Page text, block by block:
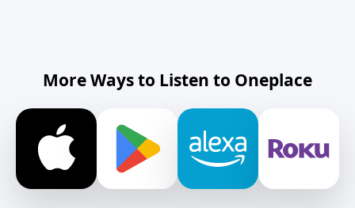
More Ways to Listen to Oneplace